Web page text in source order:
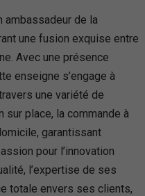
ambassadeur de la
une fusion exquise entre
Avec une présence
enseigne s’engage à
une variété de
place, la commande à
garantissant
pour l’innovation
l’expertise de ses
totale envers ses clients,